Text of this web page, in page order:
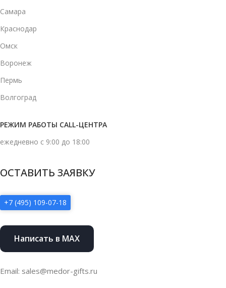
Самара
Краснодар
Омск
Воронеж
Пермь
Волгоград
РЕЖИМ РАБОТЫ CALL-ЦЕНТРА
ежедневно с 9:00 до 18:00
ОСТАВИТЬ ЗАЯВКУ
+7 (495) 109-07-18
Написать в MAX
Email: sales@medor-gifts.ru